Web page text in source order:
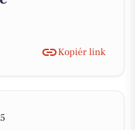
Kopiér link